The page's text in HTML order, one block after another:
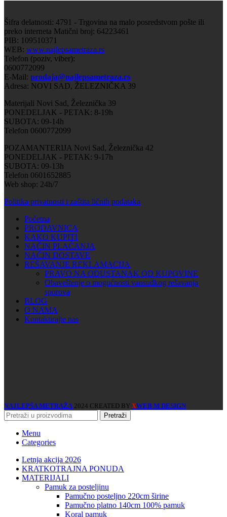
Šifra delatnosti: 4791 - Trgovina na malo posredstvom pošte ili
preko interneta Matični broj: 64223461
PIB: 109510371
WEB: www.najlepsametraza.rs
Telefon (poziv, viber):
0600772099
E-Mail: prodaja@najlepsametraza.rs
Adresa: NOVI SAD, ŽELEZNIČKA 39
Materijali Novi Sad, Železnička 39
PONEDELJAK - PETAK: 8-19h
SUBOTA: 09-14h
Telefon 0600772099
POZAMANTERIJA Novi Sad, Železnička 42
PONEDELJAK - PETAK: 9-17h
SUBOTA: 09-13h
Telefon 0601652885
Web shop: 24h/7
Politika privatnosti i zaštita ličnih podataka
Početna
PRODAVNICA
KAKO KUPITI
NAČIN PLAĆANJA
NAČIN DOSTAVE
REŠAVANJE REKLAMACIJA
PRAVO NA ODUSTANAK OD KUPOVINE
Obaveštenje o mogućnosti vansudkog rešavanja
sporova
BLOG
O NAMA
Kontaktirajte nas
NAJLEPŠA METRAŽA 2024 CREATED BY XWEB M DESIGN
Pretraži
Menu
Categories
Letnja akcija 2026
KRATKOTRAJNA PONUDA
MATERIJALI
pamuk za posteljinu
pamučno posteljno 220cm širine
pamučno platno 140cm 100% pamuk
koral pamuk